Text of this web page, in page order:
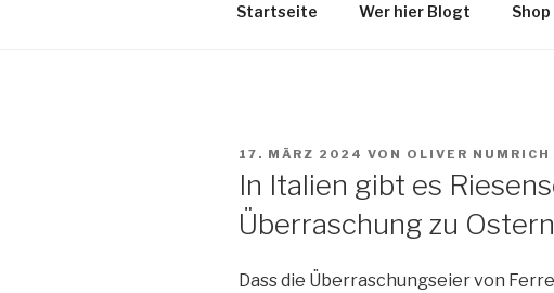
Startseite Wer hier Blogt Shop
VERÖFFENTLICHT
17. MÄRZ 2024 VON OLIVER NUMRICH
In Italien gibt es
Überraschung zu Ostern
Dass die Überraschungseier von